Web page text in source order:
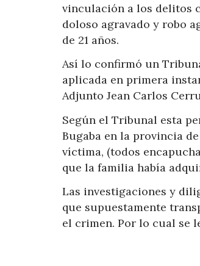
vinculación a los delitos
doloso agravado y robo
de 21 años.
Así lo confirmó un
aplicada en primera
Adjunto Jean Carlos
Según el Tribunal esta
Bugaba en la provincia
víctima, (todos
que la familia había
Las investigaciones y
que supuestamente
el crimen. Por lo cual se